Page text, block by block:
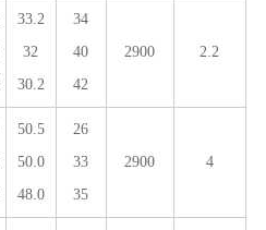
33.2
32
30.2
34
40
42
2900 2.2
50.5
50.0
48.0
26
33
35
2900 4